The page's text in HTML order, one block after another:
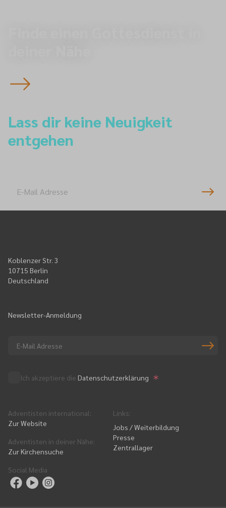
Lass dir keine Neuigkeit
entgehen
Koblenzer Str. 3
10715 Berlin
Deutschland
Newsletter-Anmeldung
Ich akzeptiere die Datenschutzerklärung
Adventisten international:
Zur Website
Adventisten in deiner Nähe:
Zur Kirchensuche
Social Media
Links:
Jobs / Weiterbildung
Presse
Zentrallager